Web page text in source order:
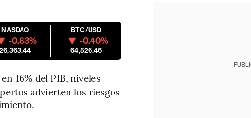
NASDAQ
-0.83%
26,363.44
BTC/USD
-0.40%
64,526.46
16% del PIB, niveles
advierten los riesgos